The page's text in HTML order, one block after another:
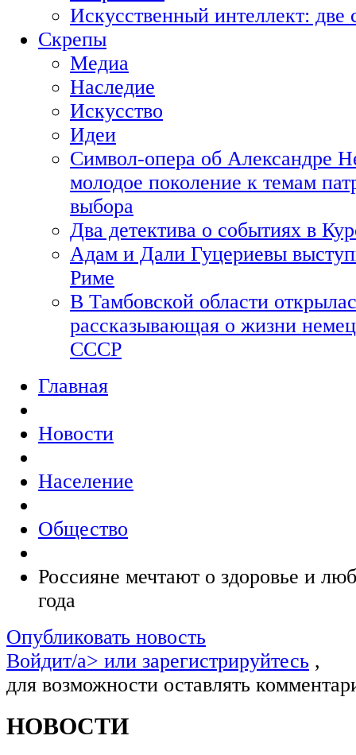
Искусственный интеллект:
Скрепы
Медиа
Наследие
Искусство
Идеи
Символ-опера об Александре
молодое поколение к темам
выбора
Два детектива о событиях в
Адам и Дали Гуцериевы
Риме
В Тамбовской области
рассказывающая о жизни
СССР
Главная
Новости
Население
Общество
Россияне мечтают о здоровье и
года
Опубликовать новость
Войдит/a> или зарегистрируйтесь ,
для возможности оставлять
НОВОСТИ